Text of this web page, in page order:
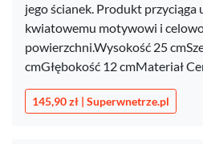
jego ścianek. Produkt przyciąga
kwiatowemu motywowi i
powierzchni.Wysokość 25
cmGłębokość 12 cmMateriał
145,90 zł | Superwnetrze.pl